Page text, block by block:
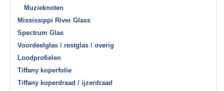
Muzieknoten
Mississippi River Glass
Spectrum Glas
Voordeelglas / restglas / overig
Loodprofielen
Tiffany koperfolie
Tiffany koperdraad / ijzerdraad